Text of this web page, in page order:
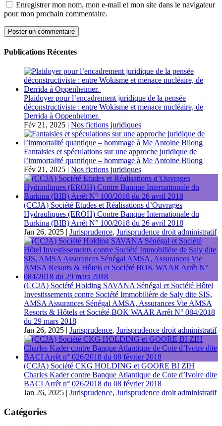
Enregistrer mon nom, mon e-mail et mon site dans le navigateur
pour mon prochain commentaire.
Publications Récentes
Plaidoyer pour l’encadrement juridique de la pensée
déconstructiviste : entre Wokisme et menace nucléaire, de
Derrida à Oppenheimer.
Fév 21, 2025 | Nos fictions juridiques
Fantaisies et spéculations sur une approche juridique de
l’immortalité quantique – hommage à Me Antoine Bilong
Fév 21, 2025 | Nos fictions juridiques
(CCJA) Société Etudes et Réalisations d’Ouvrages
Hydrauliques (EROH) Contre Banque Internationale du
Burkina (BIB) Arrêt N° 100/2018 du 26 avril 2018
Jan 26, 2025 | Jurisprudence, Jurisprudence droit administratif
(CCJA) Société Holding SAVANA Sénégal et Société Hôtel
Investissements contre Société Immobilière de Saly dite SIS,
AMSA Assurances Sénégal AMSA, Assurances Vie AMSA
Resorts & Hôtels et Société BOK WAAR Arrêt N° 084/2018
du 29 mars 2018
Jan 26, 2025 | Jurisprudence, Jurisprudence droit administratif
(CCJA) Société CKG HOLDING et GOORE BI ZIH
Charles Kader contre Banque Atlantique de Cote d’Ivoire dite
BACI Arrêt n° 026/2018 du 08 février 2018
Jan 26, 2025 | Jurisprudence, Jurisprudence droit administratif
Catégories